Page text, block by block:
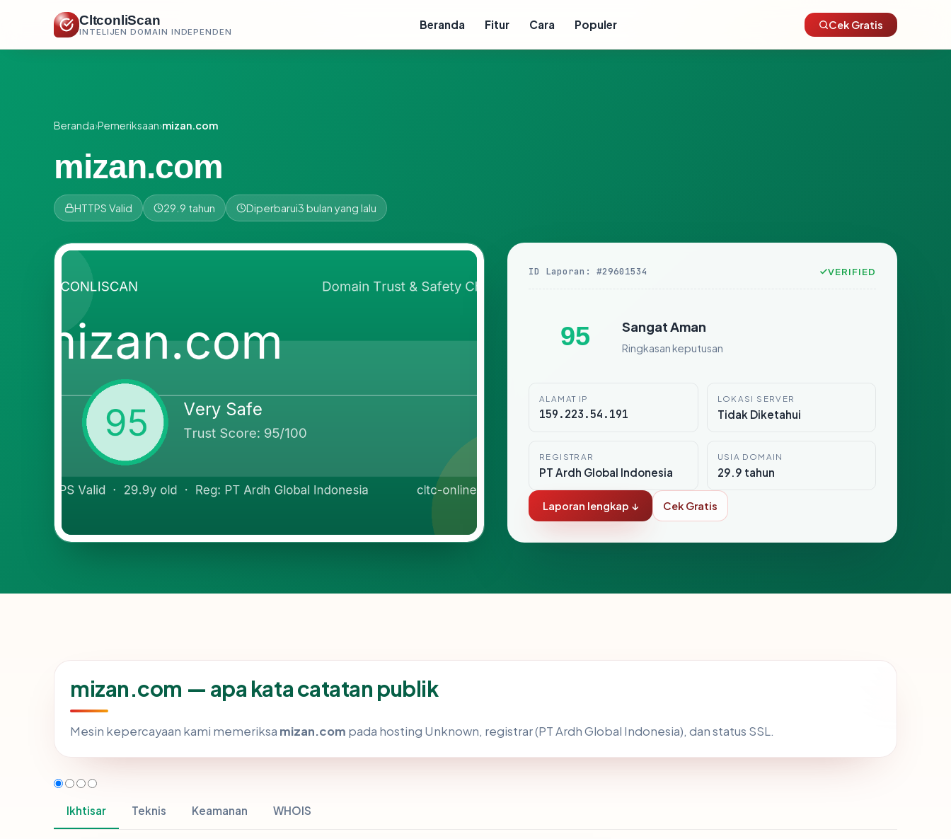
CltconliScan
INTELIJEN DOMAIN INDEPENDEN
Beranda Fitur Cara Populer Cek Gratis
Beranda›Pemeriksaan›mizan.com
mizan.com
HTTPS Valid 29.9 tahun Diperbarui3 bulan yang lalu
ID Laporan: #29601534 VERIFIED
95 Sangat Aman
Ringkasan keputusan
ALAMAT IP
159.223.54.191
LOKASI SERVER
Tidak Diketahui
REGISTRAR
PT Ardh Global Indonesia
USIA DOMAIN
29.9 tahun
Laporan lengkap ↓ Cek Gratis
mizan.com — apa kata catatan publik
Mesin kepercayaan kami memeriksa mizan.com pada hosting Unknown, registrar (PT Ardh Global Indonesia), dan status SSL.
Ikhtisar Teknis Keamanan WHOIS